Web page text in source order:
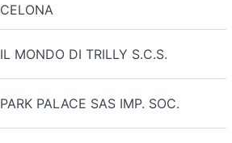
CELONA
IL MONDO DI TRILLY S.C.S.
PARK PALACE SAS IMP. SOC.